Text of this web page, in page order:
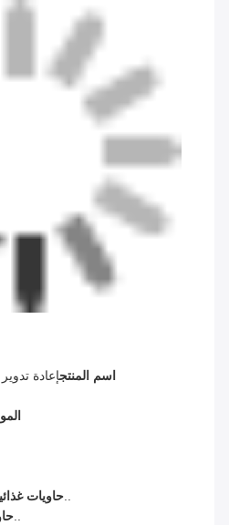
اسم المنتجإعادة
حاوياتنعم..
نعم..